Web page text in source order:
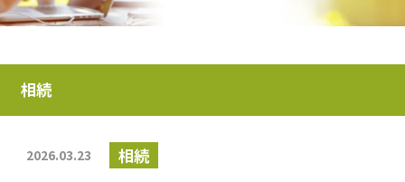
相続
2026.03.23 相続